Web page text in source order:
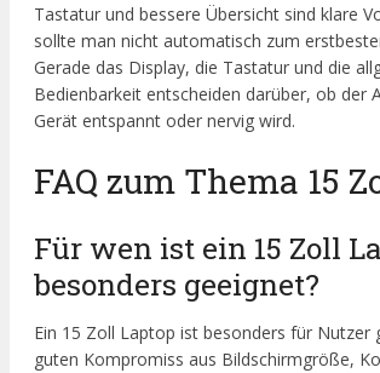
Tastatur und bessere Übersicht sind klare
sollte man nicht automatisch zum
Gerade das Display, die Tastatur und die
Bedienbarkeit entscheiden darüber, ob der
Gerät entspannt oder nervig wird.
FAQ zum Thema 15
Für wen ist ein 15 Zoll
besonders geeignet?
Ein 15 Zoll Laptop ist besonders für Nutzer
guten Kompromiss aus Bildschirmgröße,